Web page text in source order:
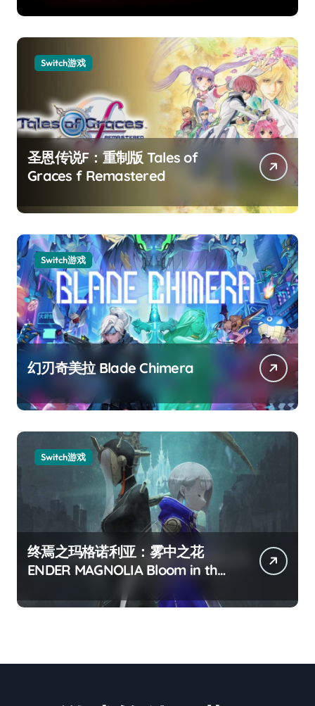
Switch游戏
圣恩传说F：重制版 Tales of
Graces f Remastered
Switch游戏
幻刃奇美拉 Blade Chimera
Switch游戏
终焉之玛格诺利亚：雾中之花
ENDER MAGNOLIA Bloom in the